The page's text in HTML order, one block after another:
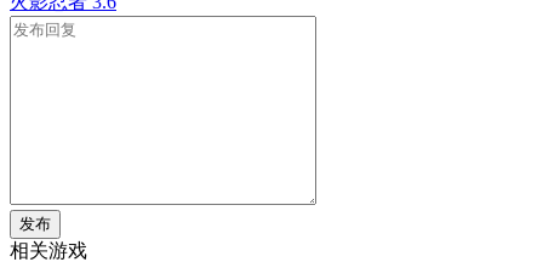
发布
相关游戏